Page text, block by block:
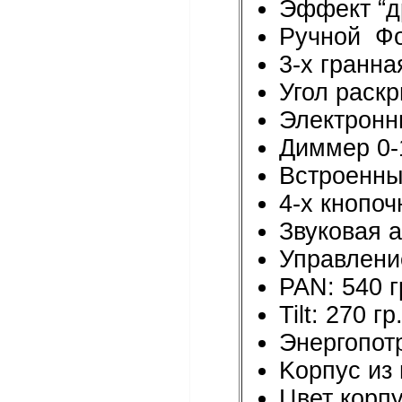
Эффект
Ручной
3-х
Угол
Диммер 0-
4-х
Звуковая
PAN: 540
Tilt: 270 гр.
Kорпус из